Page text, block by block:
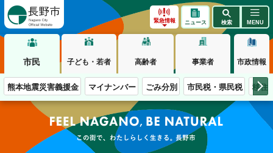
緊急情報 ニュース 検索 MENU
市民 子ども・若者 高齢者 事業者 市政情報
熊本地震災害義援金 マイナンバー ごみ分別 市民税・県民税 移住
この街で、わたしらしく生きる。長野市